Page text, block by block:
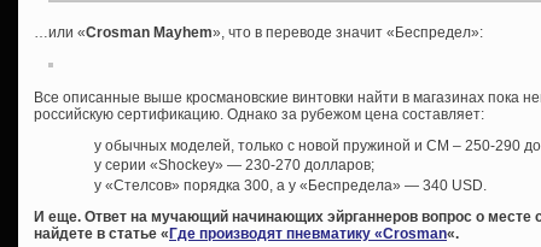
…или «Crosman Mayhem», что в переводе значит «Беспредел»:
Все описанные выше кросмановские винтовки найти в магазинах пока
российскую сертификацию. Однако за рубежом цена составляет:
у обычных моделей, только с новой пружиной и СМ – 250-290
у серии «Shockey» — 230-270 долларов;
у «Стелсов» порядка 300, а у «Беспредела» — 340 USD.
И еще. Ответ на мучающий начинающих эйрганнеров вопрос о месте
найдете в статье «Где производят пневматику «Crosman«.